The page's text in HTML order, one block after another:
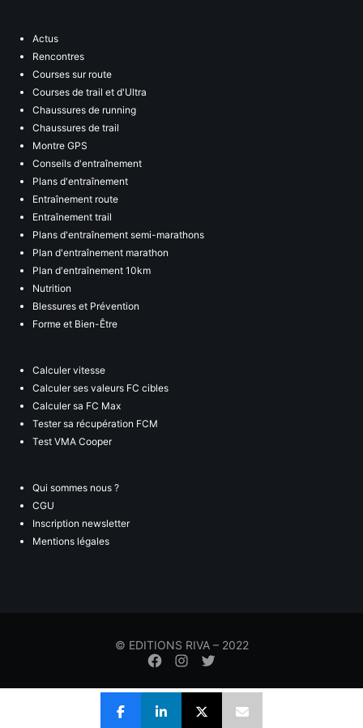
Actus
Rencontres
Courses sur route
Courses de trail et d'Ultra
Chaussures de running
Chaussures de trail
Montre GPS
Conseils d'entraînement
Plans d'entraînement
Entraînement route
Entraînement trail
Plans d'entraînement semi-marathons
Plan d'entraînement marathon
Plan d'entraînement 10km
Nutrition
Blessures et Prévention
Forme et Bien-Être
Calculer vitesse
Calculer ses valeurs FC cibles
Calculer sa FC Max
Tester sa récupération FCM
Test VMA Cooper
Qui sommes nous ?
CGU
Inscription newsletter
Mentions légales
© EDITIONS RIVA – 2022
Élément
menude
de